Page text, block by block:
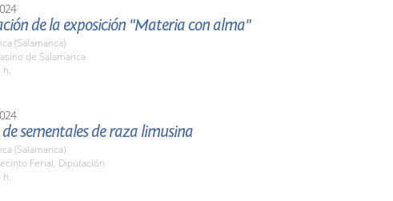
de la exposición "Materia con alma"
(Salamanca)
de Salamanca
h.
sementales de raza limusina
(Salamanca)
Ferial. Diputación
h.